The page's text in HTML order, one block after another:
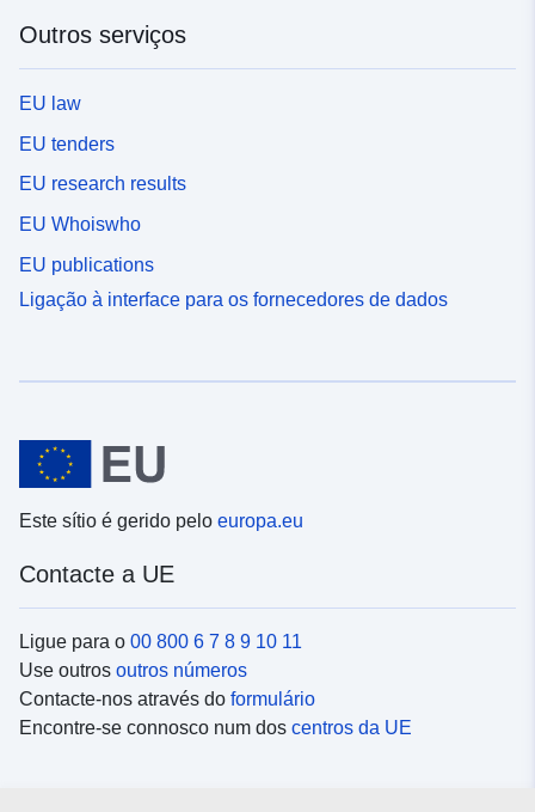
Outros serviços
EU law
EU tenders
EU research results
EU Whoiswho
EU publications
Ligação à interface para os fornecedores de dados
Este sítio é gerido pelo europa.eu
Contacte a UE
Ligue para o 00 800 6 7 8 9 10 11
Use outros outros números
Contacte-nos através do formulário
Encontre-se connosco num dos centros da UE